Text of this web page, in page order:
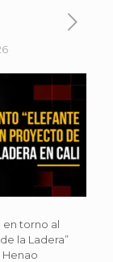
en torno al
la Ladera”
Henao